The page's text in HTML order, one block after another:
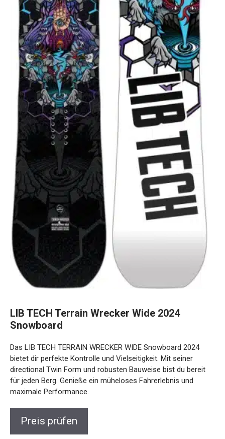
LIB TECH Terrain Wrecker Wide 2024
Snowboard
Das LIB TECH TERRAIN WRECKER WIDE Snowboard 2024
bietet dir perfekte Kontrolle und Vielseitigkeit. Mit seiner
directional Twin Form und robusten Bauweise bist du bereit
für jeden Berg. Genieße ein müheloses Fahrerlebnis und
maximale Performance.
Preis prüfen